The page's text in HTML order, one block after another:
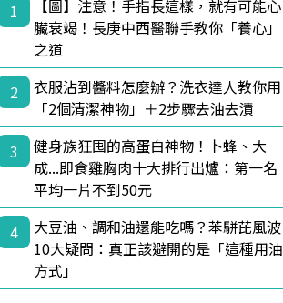
1
【圖】注意！手指長這樣，就有可能心
臟衰竭！長庚中西醫聯手教你「養心」
之道
2
衣服沾到醬料怎麼辦？洗衣達人教你用
「2個清潔神物」＋2步驟去油去漬
3
健身族狂囤的高蛋白神物！卜蜂、大
成...即食雞胸肉十大排行出爐：第一名
平均一片不到50元
4
大豆油、調和油還能吃嗎？苯駢芘風波
10大疑問：真正該避開的是「這種用油
方式」